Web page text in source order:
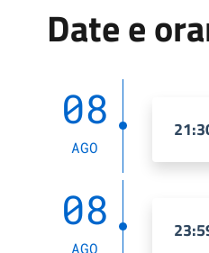
Date e
08
AGO
08
AGO